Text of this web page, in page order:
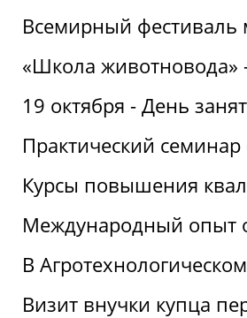
Всемирный фестиваль
«Школа животновода»
19 октября - День
Практический
Курсы повышения
Международный опыт
В
Визит внучки купца